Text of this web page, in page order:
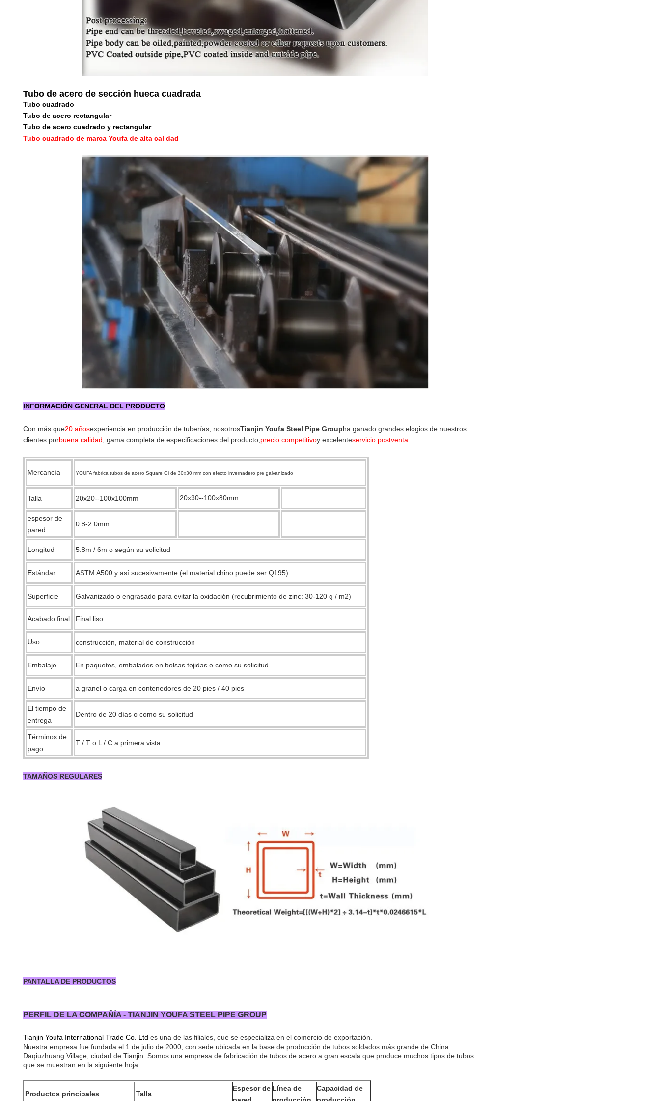
Tubo de acero de sección hueca cuadrada
Tubo cuadrado
Tubo de acero rectangular
Tubo de acero cuadrado y rectangular
Tubo cuadrado de marca Youfa de alta calidad
INFORMACIÓN GENERAL DEL PRODUCTO
Con más que20 añosexperiencia en producción de tuberías, nosotrosTianjin Youfa Steel Pipe Groupha ganado grandes elogios de nuestros
clientes porbuena calidad , gama completa de especificaciones del producto, precio competitivoy excelenteservicio postventa
Mercancía YOUFA fabrica tubos de acero Square Gi de 30x30 mm con efecto invernadero pre galvanizado
Talla 20x20--100x100mm 20x30--100x80mm
espesor de
pared
0.8-2.0mm
Longitud 5.8m / 6m o según su solicitud
Estándar ASTM A500 y así sucesivamente (el material chino puede ser Q195)
Superficie Galvanizado o engrasado para evitar la oxidación (recubrimiento de zinc: 30-120 g / m2)
Acabado final Final liso
Uso construcción, material de construcción
Embalaje En paquetes, embalados en bolsas tejidas o como su solicitud.
Envío a granel o carga en contenedores de 20 pies / 40 pies
El tiempo de
entrega
Dentro de 20 días o como su solicitud
Términos de
pago
T / T o L / C a primera vista
TAMAÑOS REGULARES
PANTALLA DE PRODUCTOS
PERFIL DE LA COMPAÑÍA - TIANJIN YOUFA STEEL PIPE GROUP
Tianjin Youfa International Trade Co. Ltd es una de las filiales, que se especializa en el comercio de exportación.
Nuestra empresa fue fundada el 1 de julio de 2000, con sede ubicada en la base de producción de tubos soldados más grande de China:
Daqiuzhuang Village, ciudad de Tianjin. Somos una empresa de fabricación de tubos de acero a gran escala que produce muchos tipos de tubos
que se muestran en la siguiente hoja.
Productos principales Talla
Espesor de Línea de
Capacidad de